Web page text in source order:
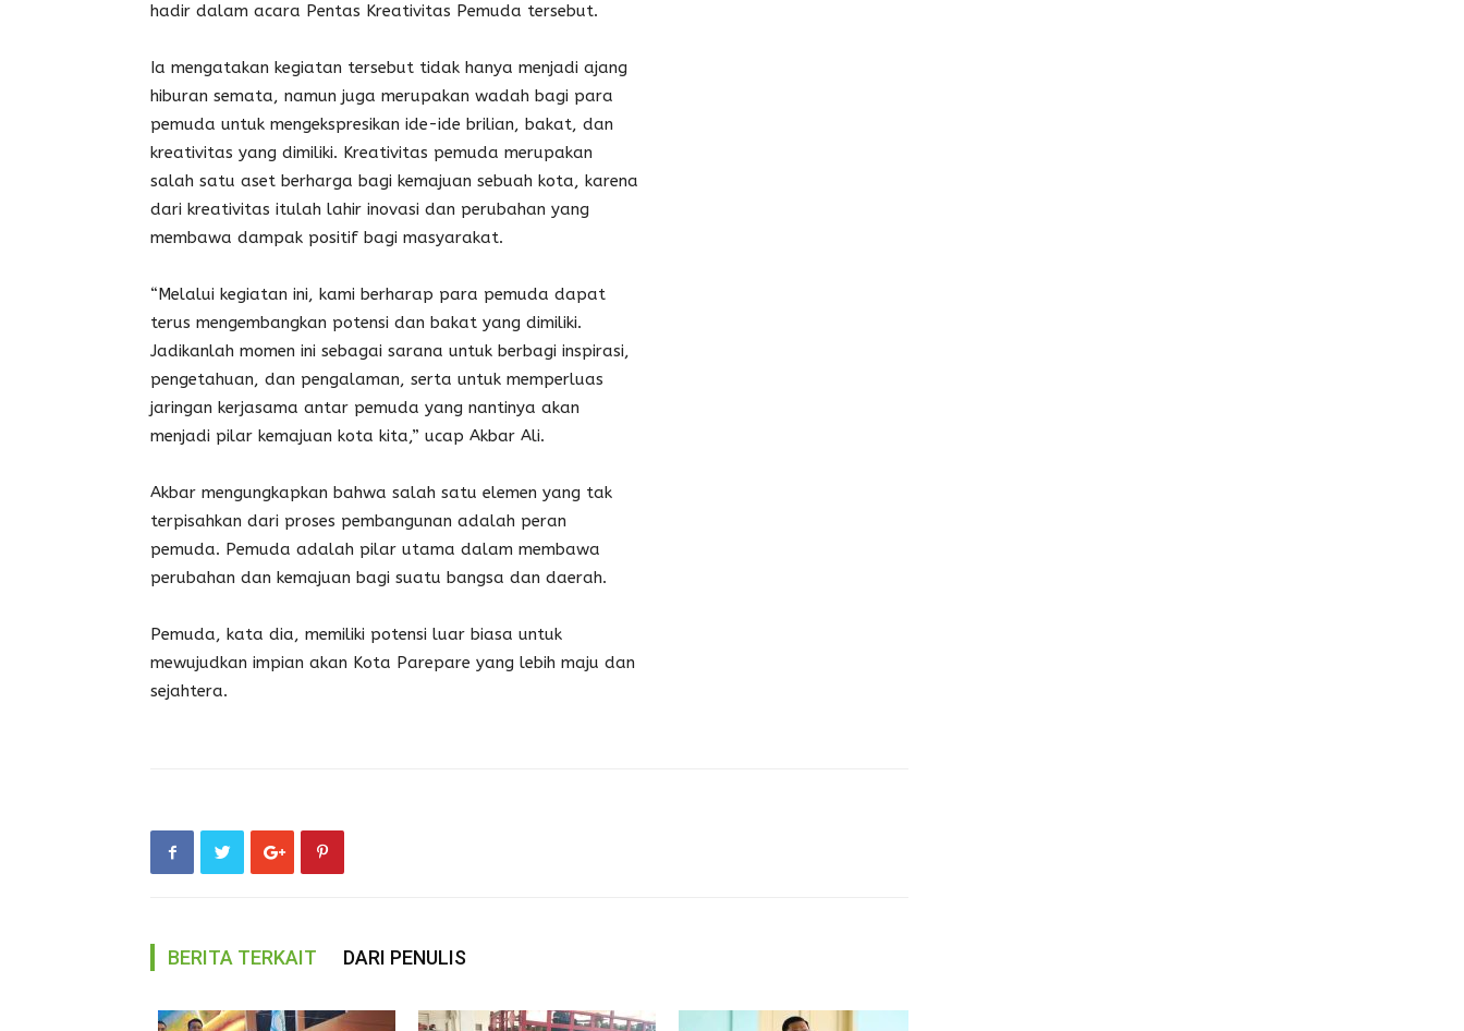
hadir dalam acara Pentas Kreativitas Pemuda tersebut.
Ia mengatakan kegiatan tersebut tidak hanya menjadi ajang
hiburan semata, namun juga merupakan wadah bagi para
pemuda untuk mengekspresikan ide-ide brilian, bakat, dan
kreativitas yang dimiliki. Kreativitas pemuda merupakan
salah satu aset berharga bagi kemajuan sebuah kota, karena
dari kreativitas itulah lahir inovasi dan perubahan yang
membawa dampak positif bagi masyarakat.
“Melalui kegiatan ini, kami berharap para pemuda dapat
terus mengembangkan potensi dan bakat yang dimiliki.
Jadikanlah momen ini sebagai sarana untuk berbagi inspirasi,
pengetahuan, dan pengalaman, serta untuk memperluas
jaringan kerjasama antar pemuda yang nantinya akan
menjadi pilar kemajuan kota kita,” ucap Akbar Ali.
Akbar mengungkapkan bahwa salah satu elemen yang tak
terpisahkan dari proses pembangunan adalah peran
pemuda. Pemuda adalah pilar utama dalam membawa
perubahan dan kemajuan bagi suatu bangsa dan daerah.
Pemuda, kata dia, memiliki potensi luar biasa untuk
mewujudkan impian akan Kota Parepare yang lebih maju dan
sejahtera.
BERITA TERKAIT DARI PENULIS